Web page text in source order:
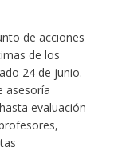
de acciones
de los
24 de junio.
asesoría
evaluación